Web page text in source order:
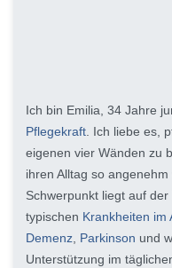
Ich bin Emilia, 34 Jahre
Pflegekraft. Ich liebe es,
eigenen vier Wänden zu
ihren Alltag so
Schwerpunkt liegt auf
typischen Krankheiten im
Demenz, Parkinson und
Unterstützung im